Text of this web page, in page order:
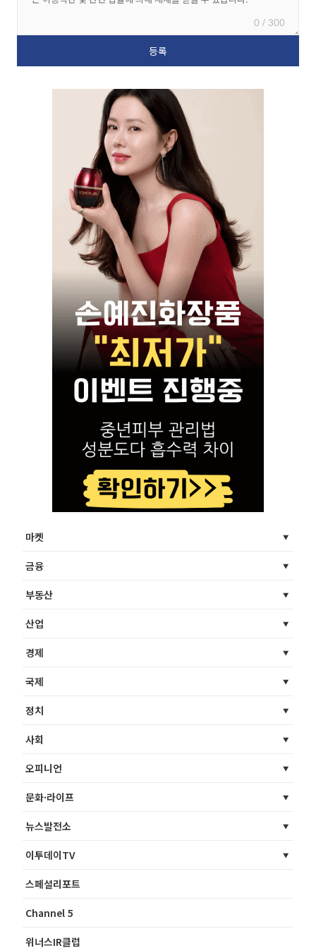
0 / 300
마켓
금융
부동산
산업
경제
국제
정치
사회
오피니언
문화·라이프
뉴스발전소
이투데이TV
스페셜리포트
Channel 5
위너스IR클럽